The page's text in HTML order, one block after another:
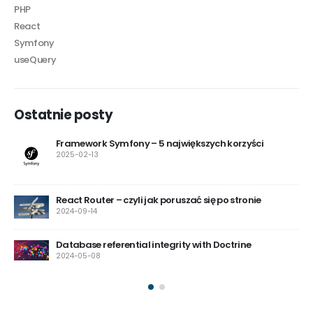
PHP
React
Symfony
useQuery
Ostatnie posty
Framework Symfony – 5 największych korzyści
2025-02-13
React Router – czyli jak poruszać się po stronie
2024-09-14
Database referential integrity with Doctrine
2024-05-08